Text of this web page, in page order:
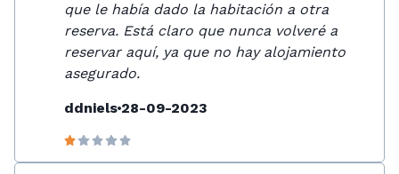
que le había dado la habitación a otra
reserva. Está claro que nunca volveré a
reservar aquí, ya que no hay alojamiento
asegurado.
ddniels 28-09-2023